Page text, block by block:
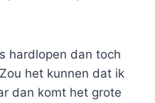
hardlopen dan toch
het kunnen dat ik
dan komt het grote